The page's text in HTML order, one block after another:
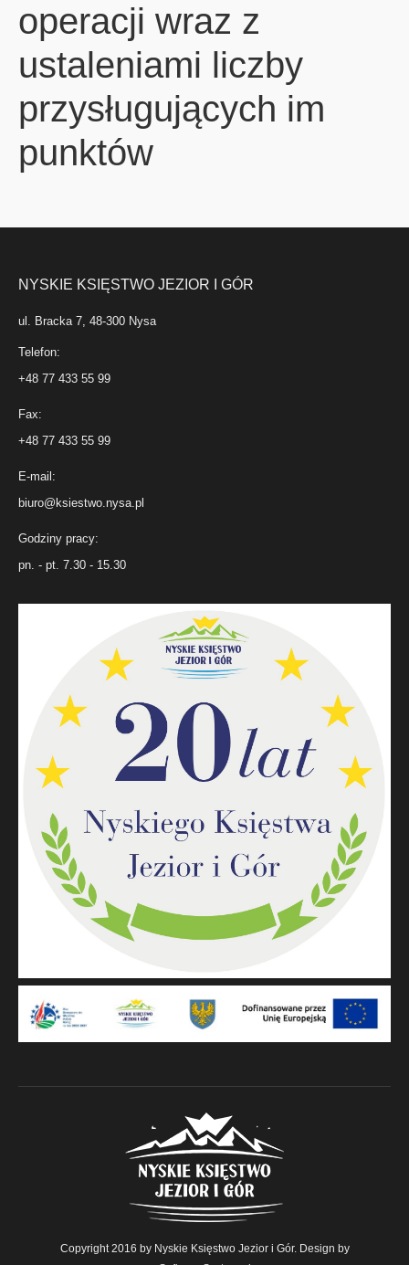
operacji wraz z
ustaleniami liczby
przysługujących im
punktów
NYSKIE KSIĘSTWO JEZIOR I GÓR
ul. Bracka 7, 48-300 Nysa
Telefon:
+48 77 433 55 99
Fax:
+48 77 433 55 99
E-mail:
biuro@ksiestwo.nysa.pl
Godziny pracy:
pn. - pt. 7.30 - 15.30
Copyright 2016 by Nyskie Księstwo Jezior i Gór. Design by